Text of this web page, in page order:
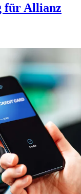
für Allianz